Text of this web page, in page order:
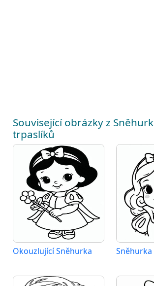
Související obrázky z
trpaslíků
Okouzlující Sněhurka